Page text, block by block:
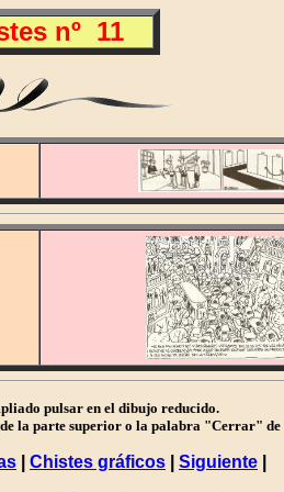
nº 11
pulsar en el dibujo reducido.
la parte superior o la palabra "Cerrar"
Chistes gráficos Siguiente